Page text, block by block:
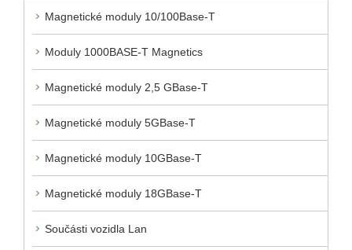
Magnetické moduly 10/100Base-T
Moduly 1000BASE-T Magnetics
Magnetické moduly 2,5 GBase-T
Magnetické moduly 5GBase-T
Magnetické moduly 10GBase-T
Magnetické moduly 18GBase-T
Součásti vozidla Lan